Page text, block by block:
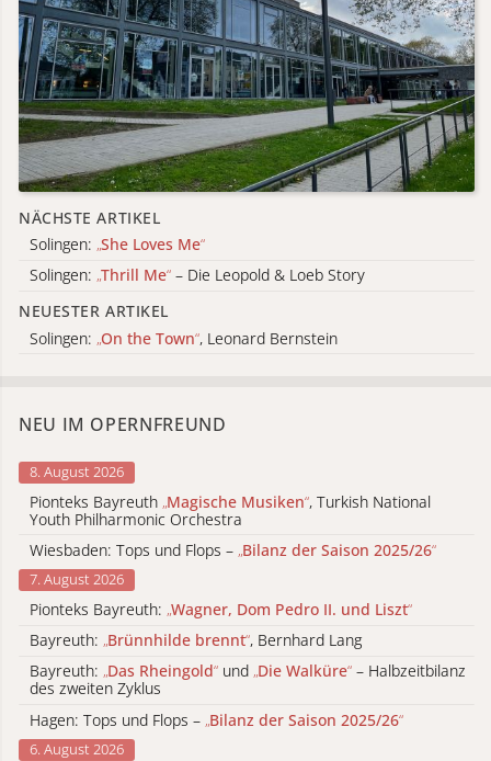
NÄCHSTE ARTIKEL
Solingen: „She Loves Me“
Solingen: „Thrill Me“ – Die Leopold & Loeb Story
NEUESTER ARTIKEL
Solingen: „On the Town“, Leonard Bernstein
NEU IM OPERNFREUND
8. August 2026
Pionteks Bayreuth „Magische Musiken“, Turkish National
Youth Philharmonic Orchestra
Wiesbaden: Tops und Flops – „Bilanz der Saison 2025/26“
7. August 2026
Pionteks Bayreuth: „Wagner, Dom Pedro II. und Liszt“
Bayreuth: „Brünnhilde brennt“, Bernhard Lang
Bayreuth: „Das Rheingold“ und „Die Walküre“ – Halbzeitbilanz
des zweiten Zyklus
Hagen: Tops und Flops – „Bilanz der Saison 2025/26“
6. August 2026